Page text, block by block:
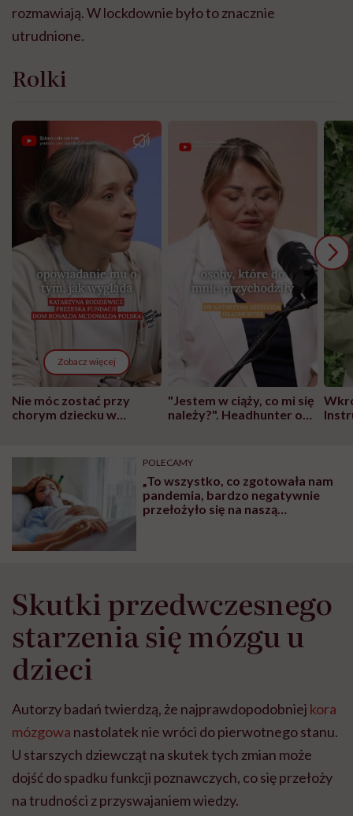
rozmawiają. W lockdownie było to znacznie
utrudnione.
Rolki
Zobacz więcej
Nie móc zostać przy
chorym dziecku w
może chyba tylko
głupota i brak
wyobraźni"
"Jestem w ciąży, co mi się
należy?". Headhunter o
pracy
POLECAMY
„To wszystko, co zgotowała nam
pandemia, bardzo negatywnie
przełożyło się na naszą
Skutki przedwczesnego
starzenia się mózgu u
dzieci
Autorzy badań twierdzą, że najprawdopodobniej kora
mózgowa nastolatek nie wróci do pierwotnego stanu.
U starszych dziewcząt na skutek tych zmian może
dojść do spadku funkcji poznawczych, co się przełoży
na trudności z przyswajaniem wiedzy.